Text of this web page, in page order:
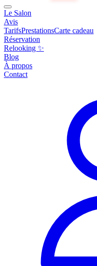
Le Salon
Avis
TarifsPrestationsCarte cadeau
Réservation
Relooking ✨
Blog
À propos
Contact